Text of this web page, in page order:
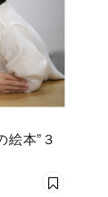
絵本”３